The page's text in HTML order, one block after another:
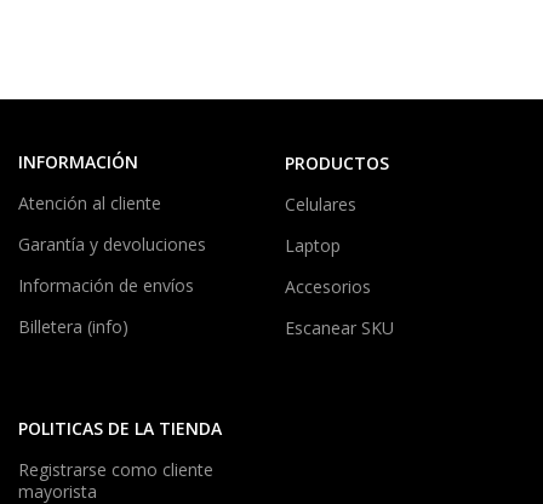
INFORMACIÓN
Atención al cliente
Garantía y devoluciones
Información de envíos
Billetera (info)
PRODUCTOS
Celulares
Laptop
Accesorios
Escanear SKU
POLITICAS DE LA TIENDA
Registrarse como cliente
mayorista